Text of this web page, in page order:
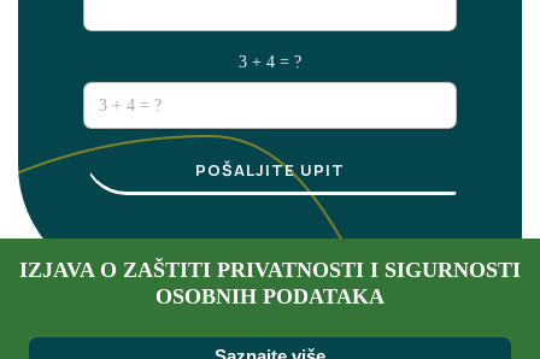
3 + 4 = ?
POŠALJITE UPIT
IZJAVA O ZAŠTITI PRIVATNOSTI I SIGURNOSTI
OSOBNIH PODATAKA